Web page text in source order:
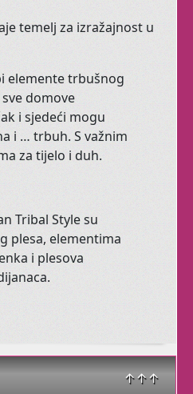
Tribal Fusion
pa i malo
dobijete Tribal
↑↑↑
temelj za izražajnost u
elemente trbušnog
domove
i sjedeći mogu
i … trbuh. S važnim
za tijelo i duh.
Tribal Style su
plesa, elementima
i plesova